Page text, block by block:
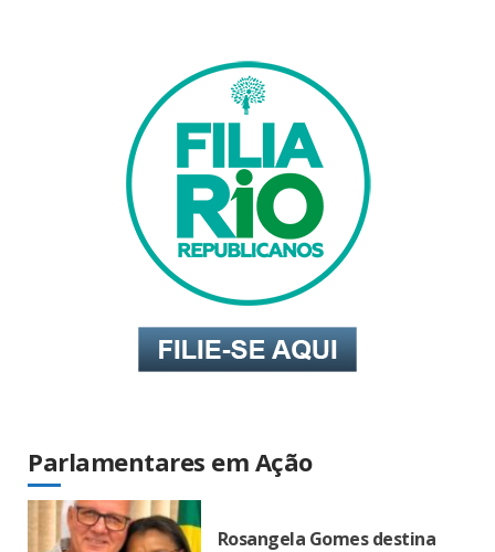
Parlamentares em Ação
Rosangela Gomes destina